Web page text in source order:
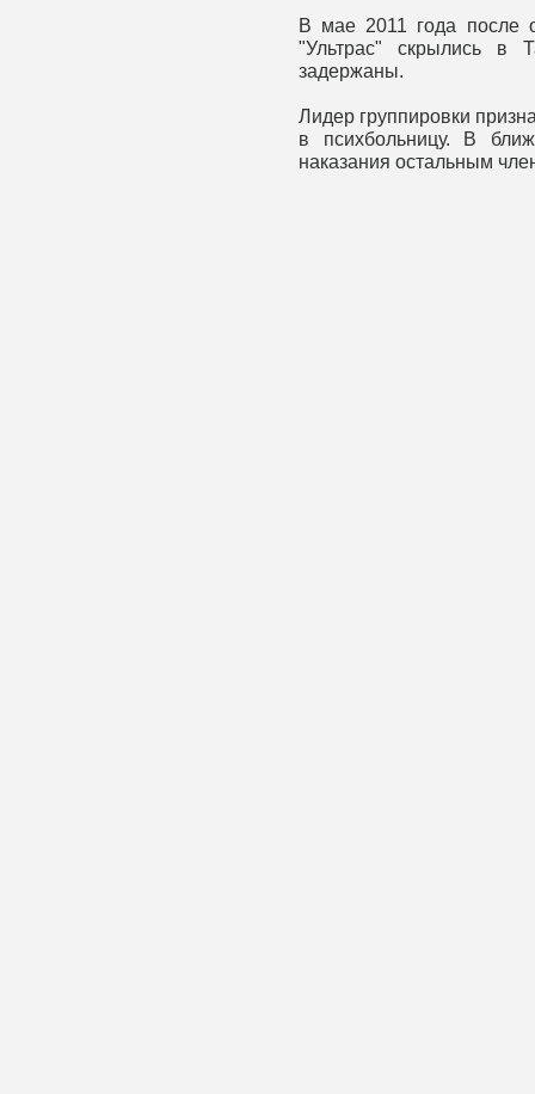
В мае 2011 года после
"Ультрас" скрылись в
задержаны.
Лидер группировки
в психбольницу. В
наказания остальным